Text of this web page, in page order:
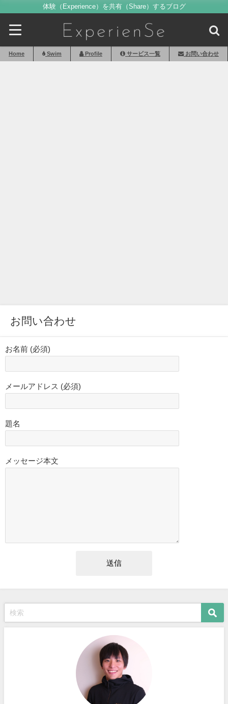
体験（Experience）を共有（Share）するブログ
Home Swim Profile サービス一覧 お問い合わせ
お問い合わせ
お名前 (必須)
メールアドレス (必須)
題名
メッセージ本文